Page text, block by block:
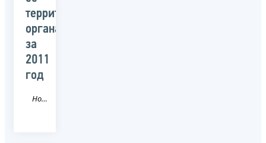
территориальными
органами
за
2011
год
Новость